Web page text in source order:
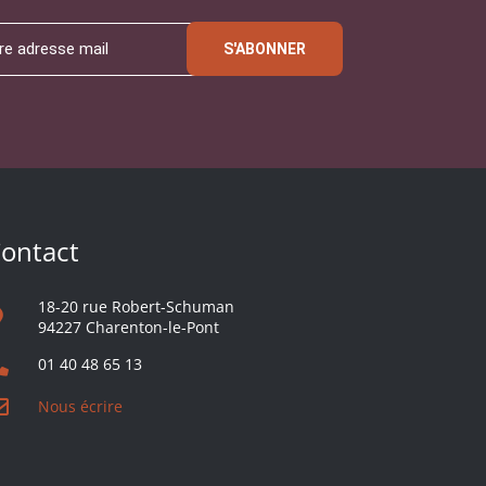
S'ABONNER
18-20 rue Robert-Schuman
94227 Charenton-le-Pont
01 40 48 65 13
Nous écrire